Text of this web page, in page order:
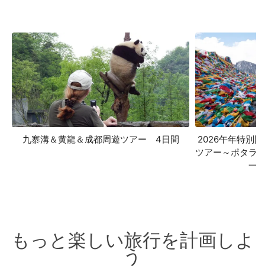
九寨溝＆黄龍＆成都周遊ツアー 4日間
2026午年特別
ツアー～ポタラ
一
もっと楽しい旅行を計画しよ
う